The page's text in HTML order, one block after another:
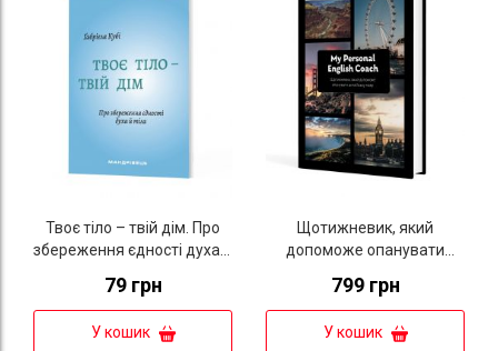
Твоє тіло – твій дім. Про
збереження єдності духа й
79 грн
У кошик
Щотижневик, який
допоможе опанувати
Personal English Coach"
799 грн
У кошик